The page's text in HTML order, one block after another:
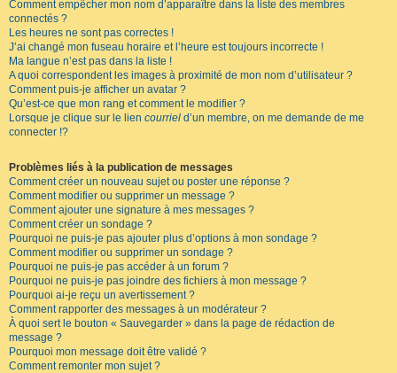
Comment empêcher mon nom d’apparaître dans la liste des membres
connectés ?
Les heures ne sont pas correctes !
J’ai changé mon fuseau horaire et l’heure est toujours incorrecte !
Ma langue n’est pas dans la liste !
A quoi correspondent les images à proximité de mon nom d’utilisateur ?
Comment puis-je afficher un avatar ?
Qu’est-ce que mon rang et comment le modifier ?
Lorsque je clique sur le lien courriel d’un membre, on me demande de me
connecter !?
Problèmes liés à la publication de messages
Comment créer un nouveau sujet ou poster une réponse ?
Comment modifier ou supprimer un message ?
Comment ajouter une signature à mes messages ?
Comment créer un sondage ?
Pourquoi ne puis-je pas ajouter plus d’options à mon sondage ?
Comment modifier ou supprimer un sondage ?
Pourquoi ne puis-je pas accéder à un forum ?
Pourquoi ne puis-je pas joindre des fichiers à mon message ?
Pourquoi ai-je reçu un avertissement ?
Comment rapporter des messages à un modérateur ?
À quoi sert le bouton « Sauvegarder » dans la page de rédaction de
message ?
Pourquoi mon message doit être validé ?
Comment remonter mon sujet ?